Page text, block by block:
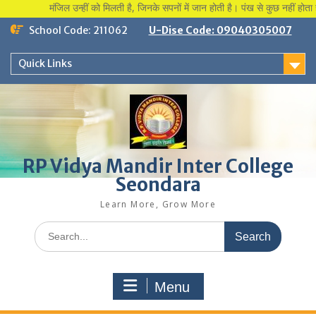
मंजिल उन्हीं को मिलती है, जिनके सपनों में जान होती है। पंख से कुछ नहीं होता
Skip
content
School Code: 211062 U-Dise Code: 09040305007
Quick Links
RP Vidya Mandir Inter College
Seondara
Learn More, Grow More
Search
for:
Menu